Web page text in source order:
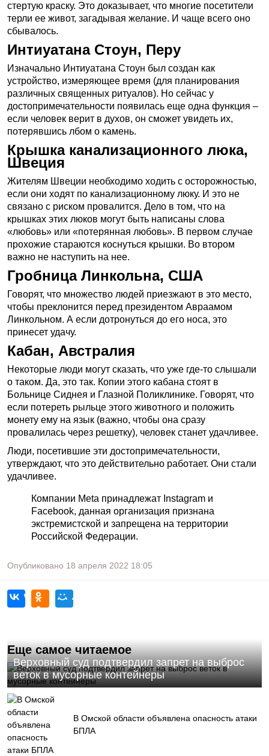
стертую краску. Это доказывает, что многие посетители
терли ее живот, загадывая желание. И чаще всего оно
сбывалось.
Интиуатана Стоун, Перу
Изначально Интиуатана Стоун был создан как
устройство, измеряющее время (для планирования
различных священных ритуалов). Но сейчас у
достопримечательности появилась еще одна функция –
если человек верит в духов, он сможет увидеть их,
потерявшись лбом о камень.
Крышка канализационного люка,
Швеция
Жителям Швеции необходимо ходить с осторожностью,
если они ходят по канализационному люку. И это не
связано с риском провалится. Дело в том, что на
крышках этих люков могут быть написаны слова
«любовь» или «потерянная любовь». В первом случае
прохожие стараются коснуться крышки. Во втором
важно не наступить на нее.
Гробница Линкольна, США
Говорят, что множество людей приезжают в это место,
чтобы преклонится перед президентом Авраамом
Линкольном. А если дотронуться до его носа, это
принесет удачу.
Кабан, Австралия
Некоторые люди могут сказать, что уже где-то слышали
о таком. Да, это так. Копии этого кабана стоят в
Больнице Сиднея и Глазной Поликлинике. Говорят, что
если потереть рыльце этого животного и положить
монету ему на язык (важно, чтобы она сразу
провалилась через решетку), человек станет удачливее.
Люди, посетившие эти достопримечательности,
утверждают, что это действительно работает. Они стали
удачливее.
Компании Meta принадлежат Instagram и
Facebook, данная организация признана
экстремистской и запрещена на территории
Российской Федерации.
Опубликовано 18 апреля 2022 18:05
Еще самое читаемое
Верховный суд подтвердил запрет на выброс
веток в мусорные контейнеры
В Омской области объявлена опасность атаки
БПЛА